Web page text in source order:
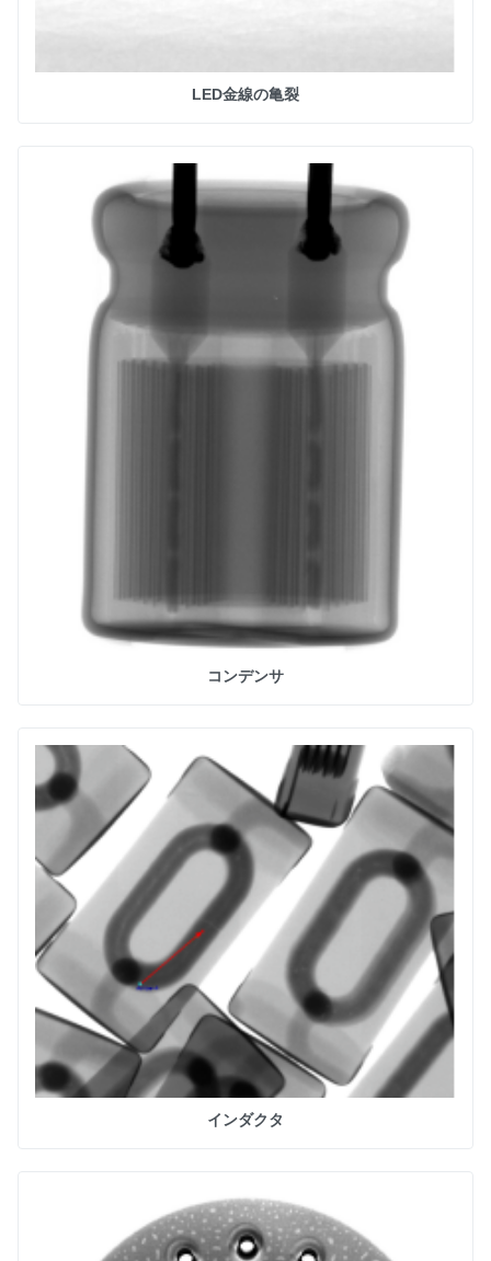
LED金線の亀裂
コンデンサ
インダクタ